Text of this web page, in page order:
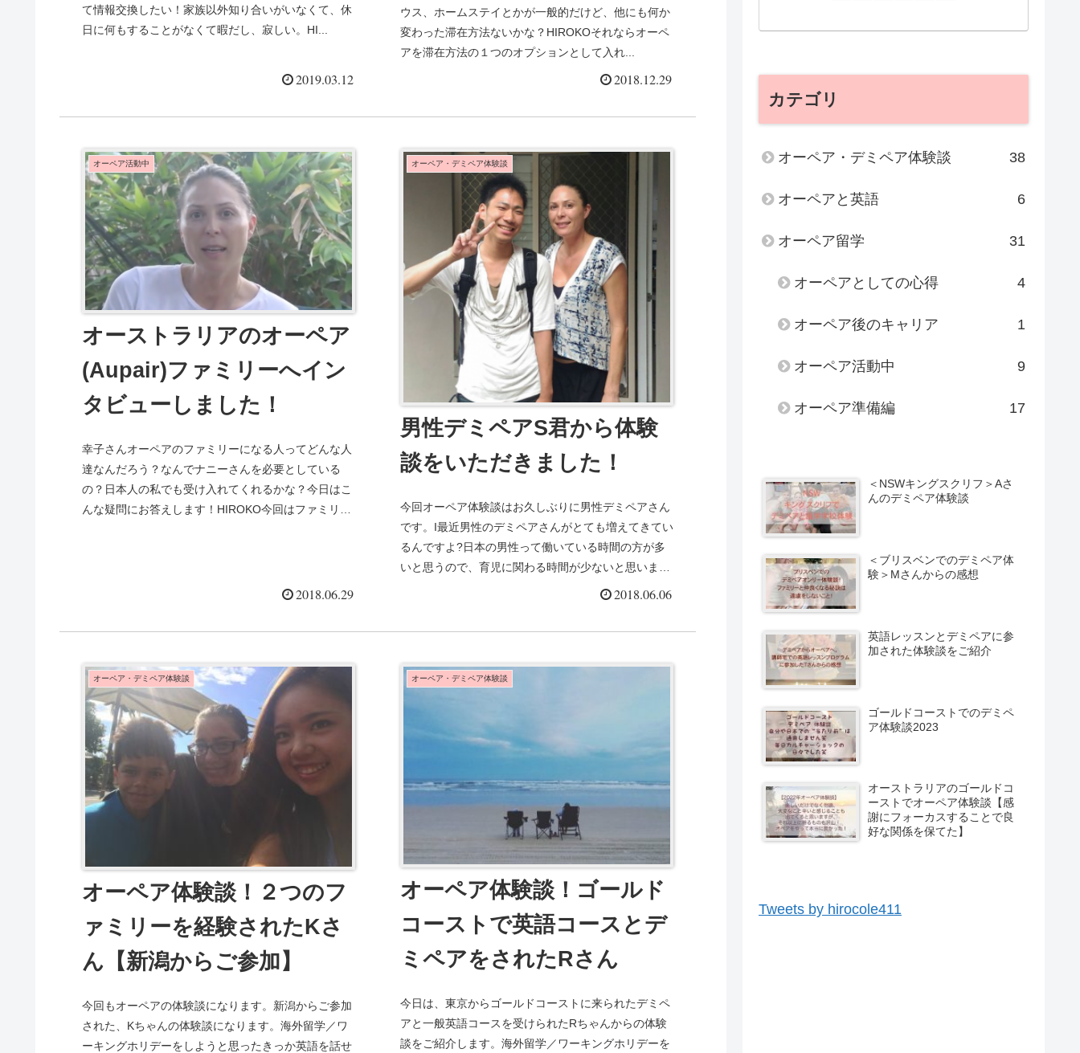
て情報交換したい！家族以外知り合いがいなくて、休
日に何もすることがなくて暇だし、寂しい。HI...
2019.03.12
ウス、ホームステイとかが一般的だけど、他にも何か
変わった滞在方法ないかな？HIROKOそれならオーペ
アを滞在方法の１つのオプションとして入れ...
2018.12.29
オーペア活動中
オーストラリアのオーペア
(Aupair)ファミリーへイン
タビューしました！
幸子さんオーペアのファミリーになる人ってどんな人
達なんだろう？なんでナニーさんを必要としている
の？日本人の私でも受け入れてくれるかな？今日はこ
んな疑問にお答えします！HIROKO今回はファミリー
2018.06.29
オーペア・デミペア体験談
男性デミペアS君から体験
談をいただきました！
今回オーペア体験談はお久しぶりに男性デミペアさん
です。I最近男性のデミペアさんがとても増えてきてい
るんですよ?日本の男性って働いている時間の方が多
いと思うので、育児に関わる時間が少ないと思います
2018.06.06
オーペア・デミペア体験談
オーペア体験談！２つのフ
ァミリーを経験されたKさ
ん【新潟からご参加】
今回もオーペアの体験談になります。新潟からご参加
された、Kちゃんの体験談になります。海外留学／ワ
ーキングホリデーをしようと思ったきっか英語を話せ
オーペア・デミペア体験談
オーペア体験談！ゴールド
コーストで英語コースとデ
ミペアをされたRさん
今日は、東京からゴールドコーストに来られたデミペ
アと一般英語コースを受けられたRちゃんからの体験
談をご紹介します。海外留学／ワーキングホリデーを
カテゴリ
オーペア・デミペア体験談 38
オーペアと英語 6
オーペア留学 31
オーペアとしての心得 4
オーペア後のキャリア 1
オーペア活動中 9
オーペア準備編 17
＜NSWキングスクリフ＞Aさ
んのデミペア体験談
＜ブリスベンでのデミペア体
験＞Mさんからの感想
英語レッスンとデミペアに参
加された体験談をご紹介
ゴールドコーストでのデミペ
ア体験談2023
オーストラリアのゴールドコ
ーストでオーペア体験談【感
謝にフォーカスすることで良
好な関係を保てた】
Tweets by hirocole411